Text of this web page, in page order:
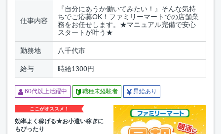
仕事内容
『自分にあうか働いてみたい！』そんな気持
ちでご応募OK！ファミリーマートでの店舗業
務をお任せします。★マニュアル完備で安心
スタートが叶う★
勤務地 八千代市
給与 時給1300円
60代以上活躍中 職種未経験者 昇給あり
ここがオススメ！
効率よく稼げる★お小遣い稼ぎに
もぴったり